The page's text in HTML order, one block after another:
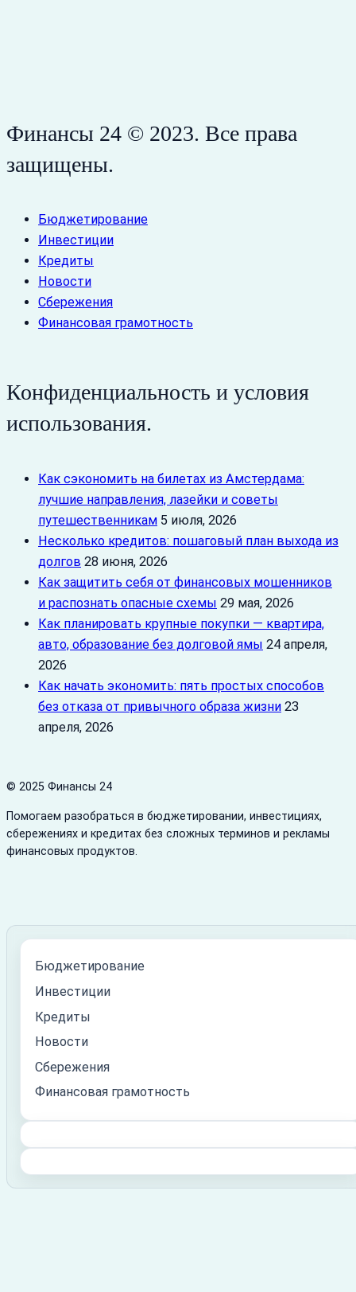
Финансы 24 © 2023. Все права
защищены.
Бюджетирование
Инвестиции
Кредиты
Новости
Сбережения
Финансовая грамотность
Конфиденциальность и условия
использования.
Как сэкономить на билетах из Амстердама:
лучшие направления, лазейки и советы
путешественникам 5 июля, 2026
Несколько кредитов: пошаговый план выхода из
долгов 28 июня, 2026
Как защитить себя от финансовых мошенников
и распознать опасные схемы 29 мая, 2026
Как планировать крупные покупки — квартира,
авто, образование без долговой ямы 24 апреля,
2026
Как начать экономить: пять простых способов
без отказа от привычного образа жизни 23
апреля, 2026
© 2025 Финансы 24
Помогаем разобраться в бюджетировании, инвестициях,
сбережениях и кредитах без сложных терминов и рекламы
финансовых продуктов.
Бюджетирование
Инвестиции
Кредиты
Новости
Сбережения
Финансовая грамотность